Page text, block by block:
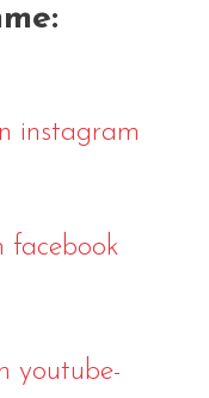
instagram
facebook
youtube-